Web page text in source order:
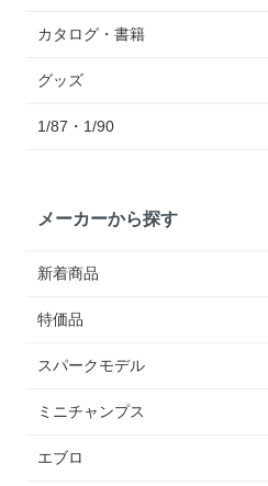
カタログ・書籍
グッズ
1/87・1/90
メーカーから探す
新着商品
特価品
スパークモデル
ミニチャンプス
エブロ